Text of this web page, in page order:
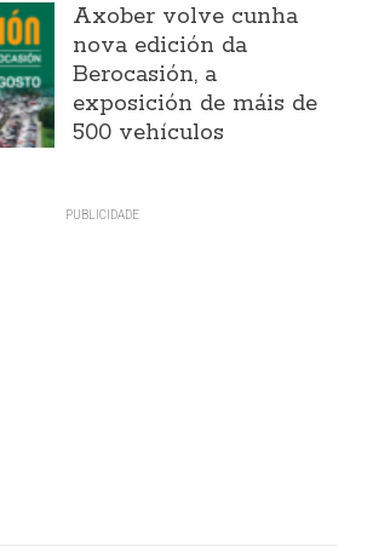
Axober volve cunha
nova edición da
Berocasión, a
exposición de máis de
500 vehículos